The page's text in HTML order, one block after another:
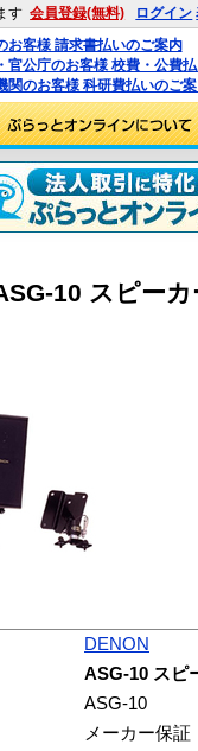
す 会員登録(無料) ログイン
お客様 請求書払いのご案内
官公庁のお客様 校費・公費
関のお客様 科研費払いのご
10 スピー
DENON
ASG-10 スピ
ASG-10
メーカー保証